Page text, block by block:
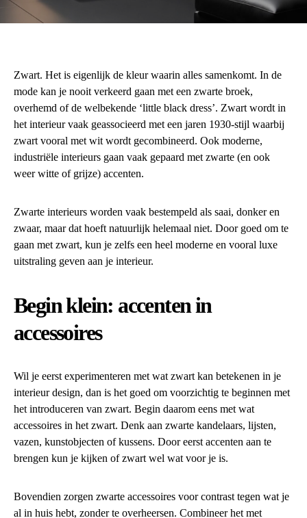
Zwart. Het is eigenlijk de kleur waarin alles samenkomt. In de
mode kan je nooit verkeerd gaan met een zwarte broek,
overhemd of de welbekende ‘little black dress’. Zwart wordt in
het interieur vaak geassocieerd met een jaren 1930-stijl waarbij
zwart vooral met wit wordt gecombineerd. Ook moderne,
industriële interieurs gaan vaak gepaard met zwarte (en ook
weer witte of grijze) accenten.
Zwarte interieurs worden vaak bestempeld als saai, donker en
zwaar, maar dat hoeft natuurlijk helemaal niet. Door goed om te
gaan met zwart, kun je zelfs een heel moderne en vooral luxe
uitstraling geven aan je interieur.
Begin klein: accenten in
accessoires
Wil je eerst experimenteren met wat zwart kan betekenen in je
interieur design, dan is het goed om voorzichtig te beginnen met
het introduceren van zwart. Begin daarom eens met wat
accessoires in het zwart. Denk aan zwarte kandelaars, lijsten,
vazen, kunstobjecten of kussens. Door eerst accenten aan te
brengen kun je kijken of zwart wel wat voor je is.
Bovendien zorgen zwarte accessoires voor contrast tegen wat je
al in huis hebt, zonder te overheersen. Combineer het met